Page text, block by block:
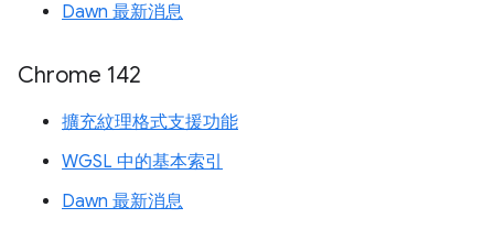
Dawn 最新消息
Chrome 142
擴充紋理格式支援功能
WGSL 中的基本索引
Dawn 最新消息